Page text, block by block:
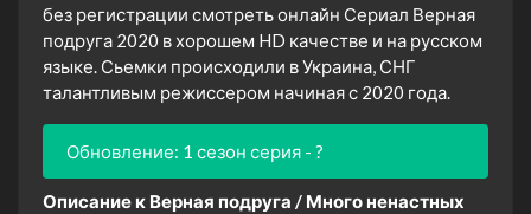
без регистрации смотреть онлайн Сериал Верная
подруга 2020 в хорошем HD качестве и на русском
языке. Сьемки происходили в Украина, СНГ
талантливым режиссером начиная с 2020 года.
Обновление: 1 сезон серия - ?
Описание к Верная подруга / Много ненастных